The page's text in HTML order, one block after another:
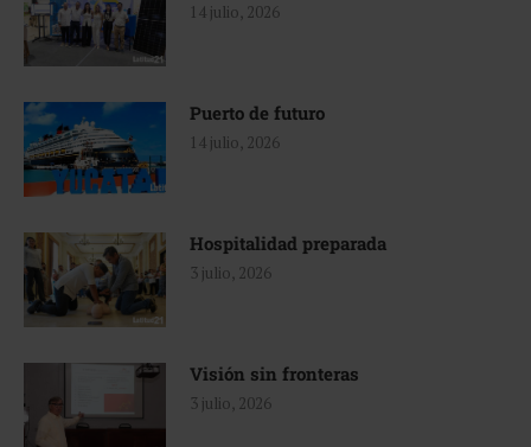
14 julio, 2026
Puerto de futuro
14 julio, 2026
Hospitalidad preparada
3 julio, 2026
Visión sin fronteras
3 julio, 2026